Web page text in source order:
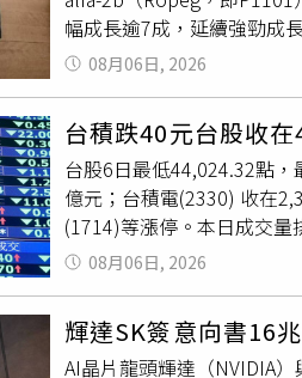
幅成長逾7成，延續強勁成
Ropeg注射筆可提升病患
市場滲透率並挹注產品成
證申請。其中，美國FDA
週在芝加哥舉辦行銷大會
日本厚生勞動省藥事審議專
藥證。至於中國及韓國審查
整商業通路與治療基礎，
08月06日, 2026
台積跌40元台股收
台股6日最低44,024.32點
億元；台積電(2330) 收在
(1714)等漲停。本日成交
創(3481)收在50.00元、漲
張。ETF部分，元大台灣
級50(00403A) 收在9.91元
1.34%。統計近四日日均量
其中有6檔漲幅逾20%漲贏
08月06日, 2026
輝達SK簽意向書16
AI晶片龍頭輝達（NVIDIA